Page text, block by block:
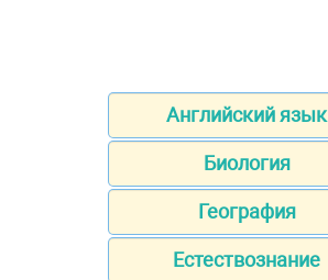
Английский язык
Биология
География
Естествознание